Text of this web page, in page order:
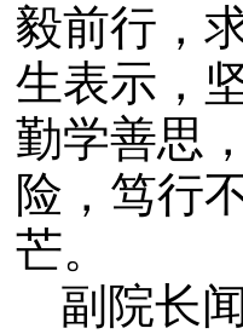
毅前行，
生表示，
勤学善思
险，笃行
芒。
副院长